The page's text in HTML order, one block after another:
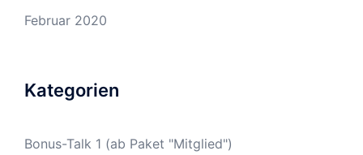
Februar 2020
Kategorien
Bonus-Talk 1 (ab Paket "Mitglied")